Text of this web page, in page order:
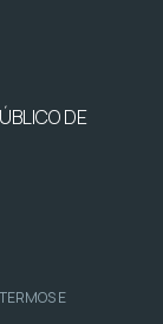
DE
TERMOS E